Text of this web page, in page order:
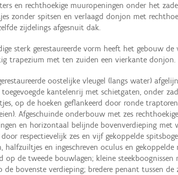
en rechthoekige muuropeningen onder het
zonder spitsen en verlaagd donjon met
zijdelings afgesnuit dak.
sterk gerestaureerde vorm heeft het gebouw
trapezium met ten zuiden een vierkante donjon.
oostelijke vleugel (langs water)
kantelenrij met schietgaten, onder
op de hoeken geflankeerd door ronde
Afgeschuinde onderbouw met zes
en horizontaal belijnde bovenverdieping met
respectievelijk zes en vijf gekoppelde
halfzuiltjes en ingeschreven oculus en
op de tweede bouwlagen; kleine steekboognissen
de bovenste verdieping; bredere penant tussen de